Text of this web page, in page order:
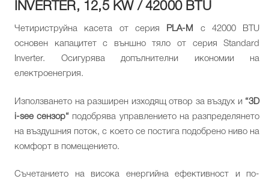
INVERTER, 12,5 KW / 42000 BTU
Четириструйна касета от серия PLA-M
с 42000 BTU
основен капацитет с външно тяло от серия Standard
Inverter. Осигурява допълнителни икономии на
електроенегрия.
Използването на разширен изходящ отвор за въздух и “3D
i-see сензор“ подобрява управлението на разпределянето
на въздушния поток, с което се постига подобрено ниво на
комфорт в помещението.
Съчетанието на висока енергийна ефективност и по-